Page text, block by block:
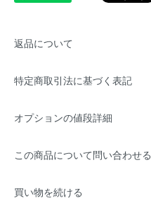
返品について
特定商取引法に基づく表記
オプションの値段詳細
この商品について問い合わせる
買い物を続ける